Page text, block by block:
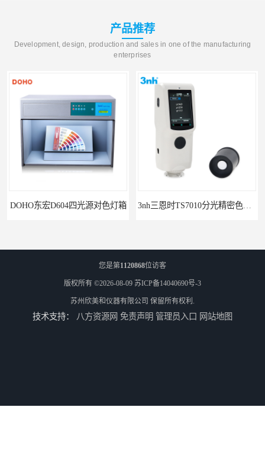
产品推荐
Development, design, production and sales in one of the manufacturing
enterprises
3nh三恩时TS7010分光精密色差仪 3nh三恩时基础版色差宝CR1
您是第1120868位访客
版权所有 ©2026-08-09 苏ICP备14040690号-3
苏州欣美和仪器有限公司 保留所有权利.
技术支持： 八方资源网 免责声明 管理员入口 网站地图